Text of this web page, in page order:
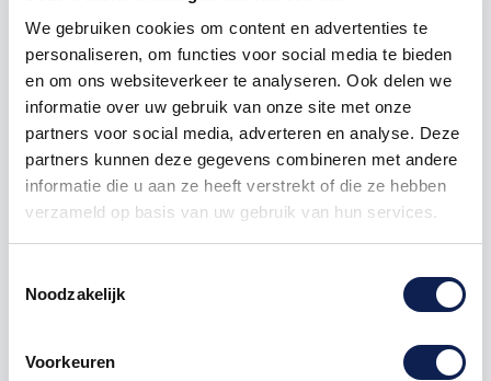
We gebruiken cookies om content en advertenties te
personaliseren, om functies voor social media te bieden
en om ons websiteverkeer te analyseren. Ook delen we
informatie over uw gebruik van onze site met onze
partners voor social media, adverteren en analyse. Deze
partners kunnen deze gegevens combineren met andere
informatie die u aan ze heeft verstrekt of die ze hebben
verzameld op basis van uw gebruik van hun services.
Noodzakelijk
Voorkeuren
50 € 7,16 € 89,55
100 € 6,72 € 223,87
250 € 6,27 € 671,61
1000 € 4,48 € 4.477,41